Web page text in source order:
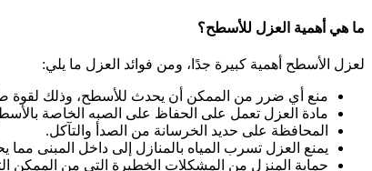
ما هي أهمية العزل للأسطح؟
لعزل الأسطح أهمية كبيرة جدًا، ومن فوائد العزل ما يلي:
منع أي ضرر من الممكن أن يحدث للأسطح، وذلك لقوة
مادة العزل تعمل على الحفاظ على الصبه الخاصة
المحافظة على حديد الخرسانة من الصدأ والتآكل.
يمنع العزل تسرب المياه بالمنازل إلى داخل المبنى مما
حماية المنزل من المشكلات الخطيرة التي من الممكن